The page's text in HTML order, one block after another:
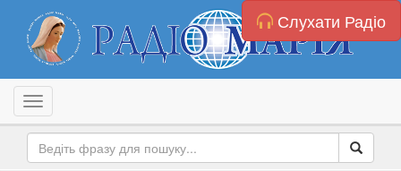
Слухати Радіо
Toggle navigation